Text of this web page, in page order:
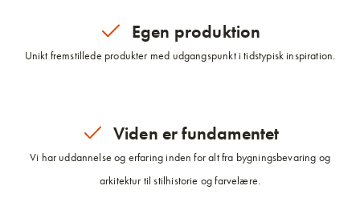
Egen produktion
Unikt fremstillede produkter med udgangspunkt i tidstypisk inspiration.
Viden er fundamentet
Vi har uddannelse og erfaring inden for alt fra bygningsbevaring og
arkitektur til stilhistorie og farvelære.